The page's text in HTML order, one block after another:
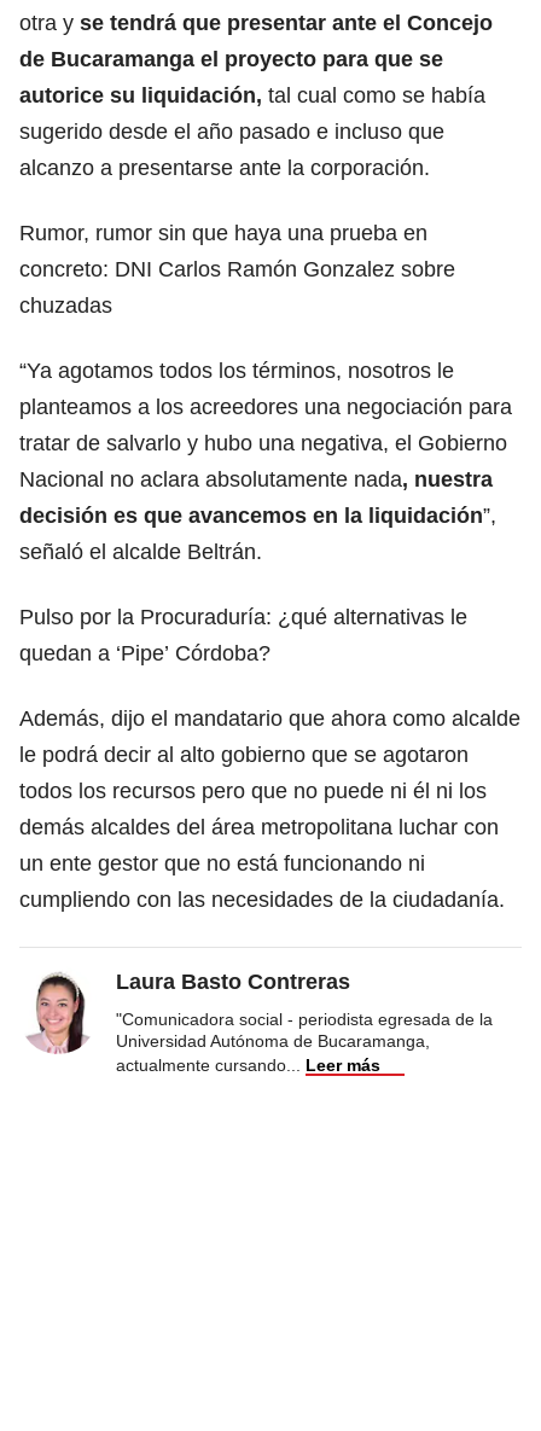
otra y se tendrá que presentar ante el Concejo
de Bucaramanga el proyecto para que se
autorice su liquidación, tal cual como se había
sugerido desde el año pasado e incluso que
alcanzo a presentarse ante la corporación.
Rumor, rumor sin que haya una prueba en
concreto: DNI Carlos Ramón Gonzalez sobre
chuzadas
“Ya agotamos todos los términos, nosotros le
planteamos a los acreedores una negociación para
tratar de salvarlo y hubo una negativa, el Gobierno
Nacional no aclara absolutamente nada, nuestra
decisión es que avancemos en la liquidación”,
señaló el alcalde Beltrán.
Pulso por la Procuraduría: ¿qué alternativas le
quedan a ‘Pipe’ Córdoba?
Además, dijo el mandatario que ahora como alcalde
le podrá decir al alto gobierno que se agotaron
todos los recursos pero que no puede ni él ni los
demás alcaldes del área metropolitana luchar con
un ente gestor que no está funcionando ni
cumpliendo con las necesidades de la ciudadanía.
Laura Basto Contreras
"Comunicadora social - periodista egresada de la
Universidad Autónoma de Bucaramanga,
actualmente cursando
Leer más